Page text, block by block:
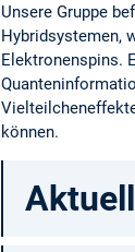
Unsere Gruppe
Hybridsystemen,
Elektronenspins.
können.